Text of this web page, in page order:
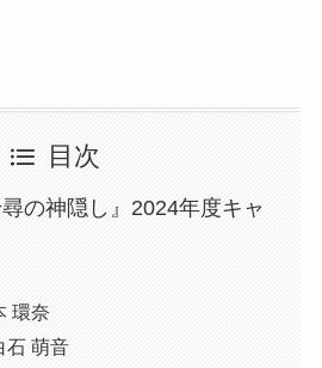
目次
の神隠し』2024年度キャ
環奈
石 萌音